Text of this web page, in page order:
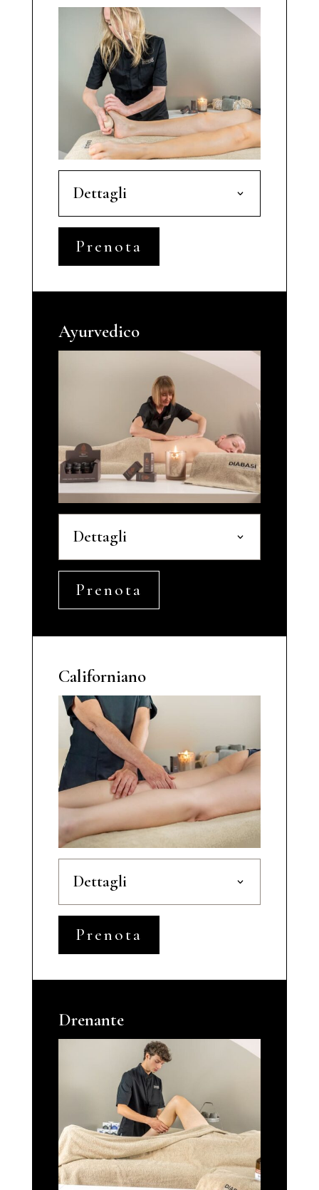
Dettagli
Prenota
Ayurvedico
Dettagli
Prenota
Californiano
Dettagli
Prenota
Drenante